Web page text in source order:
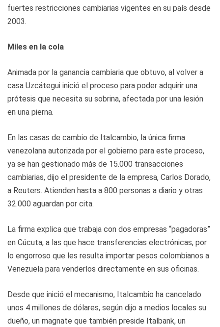
fuertes restricciones cambiarias vigentes en su país desde
2003.
Miles en la cola
Animada por la ganancia cambiaria que obtuvo, al volver a
casa Uzcátegui inició el proceso para poder adquirir una
prótesis que necesita su sobrina, afectada por una lesión
en una pierna.
En las casas de cambio de Italcambio, la única firma
venezolana autorizada por el gobierno para este proceso,
ya se han gestionado más de 15.000 transacciones
cambiarias, dijo el presidente de la empresa, Carlos Dorado,
a Reuters. Atienden hasta a 800 personas a diario y otras
32.000 aguardan por cita.
La firma explica que trabaja con dos empresas “pagadoras”
en Cúcuta, a las que hace transferencias electrónicas, por
lo engorroso que les resulta importar pesos colombianos a
Venezuela para venderlos directamente en sus oficinas.
Desde que inició el mecanismo, Italcambio ha cancelado
unos 4 millones de dólares, según dijo a medios locales su
dueño, un magnate que también preside Italbank, un